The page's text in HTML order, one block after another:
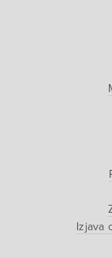
Izjava